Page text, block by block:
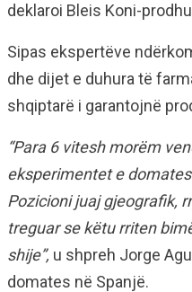
deklaroi Bleis Koni-
Sipas ekspertëve
dhe dijet e duhura të
shqiptarë i garantojnë
“Para 6 vitesh morëm
eksperimentet e domates
Pozicioni juaj gjeografik,
treguar se këtu rriten
shije”, u shpreh Jorge
domates në Spanjë.